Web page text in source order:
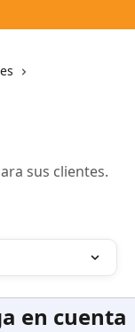
sus clientes.
en cuenta